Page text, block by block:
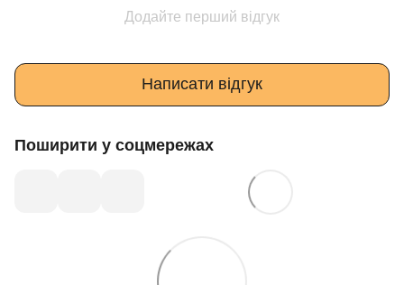
Додайте перший відгук
Написати відгук
Поширити у соцмережах